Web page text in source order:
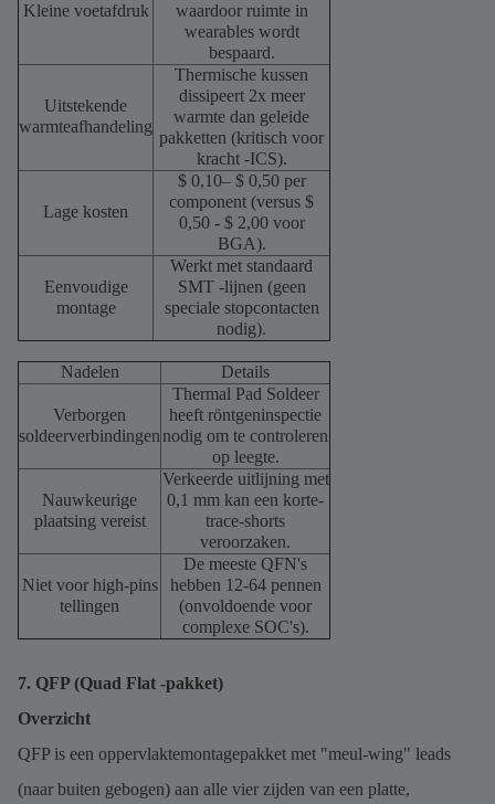
Kleine voetafdruk
waardoor ruimte in
wearables wordt
bespaard.
Uitstekende
warmteafhandeling
Thermische kussen
dissipeert 2x meer
warmte dan geleide
pakketten (kritisch voor
kracht -ICS).
Lage kosten
$ 0,10– $ 0,50 per
component (versus $
0,50 - $ 2,00 voor
BGA).
Eenvoudige
montage
Werkt met standaard
SMT -lijnen (geen
speciale stopcontacten
nodig).
Nadelen Details
Verborgen
soldeerverbindingen
Thermal Pad Soldeer
heeft röntgeninspectie
nodig om te controleren
op leegte.
Nauwkeurige
plaatsing vereist
Verkeerde uitlijning met
0,1 mm kan een korte-
trace-shorts
veroorzaken.
Niet voor high-pins
tellingen
De meeste QFN's
hebben 12-64 pennen
(onvoldoende voor
complexe SOC's).
7. QFP (Quad Flat -pakket)
Overzicht
QFP is een oppervlaktemontagepakket met "meul-wing" leads
(naar buiten gebogen) aan alle vier zijden van een platte,